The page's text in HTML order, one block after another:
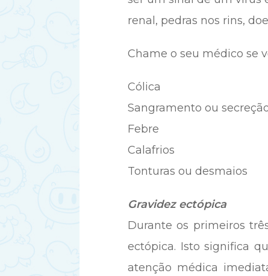
renal, pedras nos rins,
Chame o seu médico se
Cólica
Sangramento ou
Febre
Calafrios
Tonturas ou desmaios
Gravidez ectópica
Durante os primeiros
ectópica. Isto significa
atenção médica